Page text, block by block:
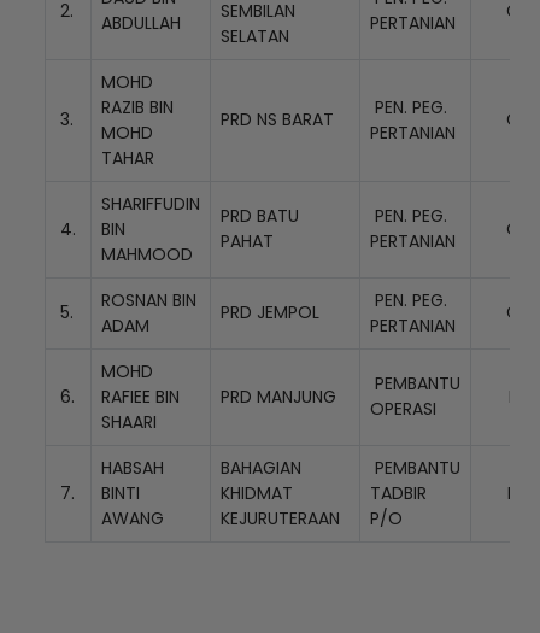
2.
ABDULLAH
SEMBILAN
SELATAN
PERTANIAN
G32
3.
MOHD
RAZIB BIN
MOHD
TAHAR
PRD NS BARAT
PEN. PEG.
PERTANIAN
G32
4.
SHARIFFUDIN
BIN
MAHMOOD
PRD BATU
PAHAT
PEN. PEG.
PERTANIAN
G32
5.
ROSNAN BIN
ADAM
PRD JEMPOL
PEN. PEG.
PERTANIAN
G32
6.
MOHD
RAFIEE BIN
SHAARI
PRD MANJUNG
PEMBANTU
OPERASI
7.
HABSAH
BINTI
AWANG
BAHAGIAN
KHIDMAT
KEJURUTERAAN
PEMBANTU
TADBIR
P/O
N22